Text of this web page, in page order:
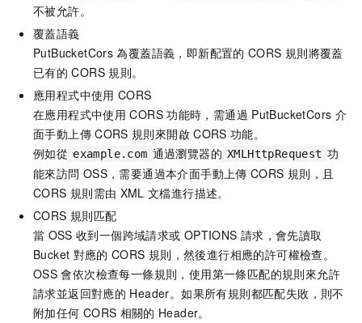
不被允許。
覆蓋語義
PutBucketCors 為覆蓋語義，即新配置的 CORS 規則將覆蓋
已有的 CORS 規則。
應用程式中使用 CORS
在應用程式中使用 CORS 功能時，需通過 PutBucketCors 介
面手動上傳 CORS 規則來開啟 CORS 功能。
例如從 example.com 通過瀏覽器的 XMLHttpRequest 功
能來訪問 OSS，需要通過本介面手動上傳 CORS 規則，且
CORS 規則需由 XML 文檔進行描述。
CORS 規則匹配
當 OSS 收到一個跨域請求或 OPTIONS 請求，會先讀取
Bucket 對應的 CORS 規則，然後進行相應的許可權檢查。
OSS 會依次檢查每一條規則，使用第一條匹配的規則來允許
請求並返回對應的 Header。如果所有規則都匹配失敗，則不
附加任何 CORS 相關的 Header。